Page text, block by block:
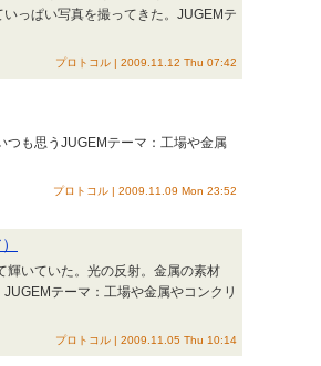
っぱい写真を撮ってきた。JUGEMテ
プロトコル | 2009.11.12 Thu 07:42
つも思うJUGEMテーマ：工場や金属
プロトコル | 2009.11.09 Mon 23:52
輝いていた。光の反射。金属の素材
テーマ：工場や金属やコンクリ
プロトコル | 2009.11.05 Thu 10:14